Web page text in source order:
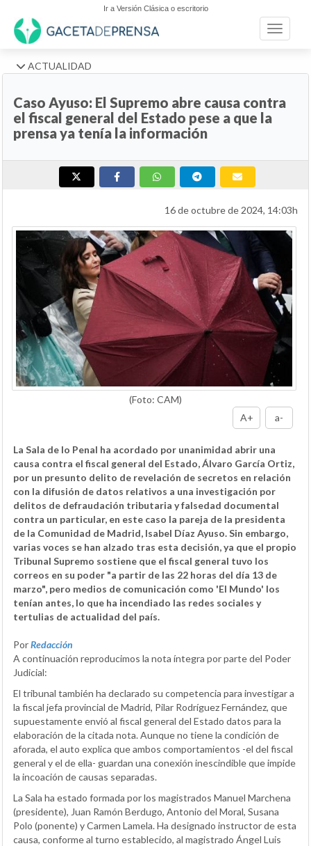
Ir a Versión Clásica o escritorio
Toggle
ACTUALIDAD
Caso Ayuso: El Supremo abre causa contra
el fiscal general del Estado pese a que la
prensa ya tenía la información
16 de octubre de 2024, 14:03h
(Foto: CAM)
A+
a-
La Sala de lo Penal ha acordado por unanimidad abrir una
causa contra el fiscal general del Estado, Álvaro García Ortiz,
por un presunto delito de revelación de secretos en relación
con la difusión de datos relativos a una investigación por
delitos de defraudación tributaria y falsedad documental
contra un particular, en este caso la pareja de la presidenta
de la Comunidad de Madrid, Isabel Díaz Ayuso. Sin embargo,
varias voces se han alzado tras esta decisión, ya que el propio
Tribunal Supremo sostiene que el fiscal general tuvo los
correos en su poder "a partir de las 22 horas del día 13 de
marzo", pero medios de comunicación como 'El Mundo' los
tenían antes, lo que ha incendiado las redes sociales y
tertulias de actualidad del país.
PorRedacción
A continuación reproducimos la nota íntegra por parte del Poder
Judicial:
El tribunal también ha declarado su competencia para investigar a
la fiscal jefa provincial de Madrid, Pilar Rodríguez Fernández, que
supuestamente envió al fiscal general del Estado datos para la
elaboración de la citada nota. Aunque no tiene la condición de
aforada, el auto explica que ambos comportamientos -el del fiscal
general y el de ella- guardan una conexión inescindible que impide
la incoación de causas separadas.
La Sala ha estado formada por los magistrados Manuel Marchena
(presidente), Juan Ramón Berdugo, Antonio del Moral, Susana
Polo (ponente) y Carmen Lamela. Ha designado instructor de esta
causa, conforme al turno establecido, al magistrado Ángel Luis